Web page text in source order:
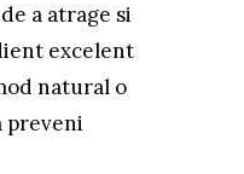
a atrage si
excelent
natural o
preveni